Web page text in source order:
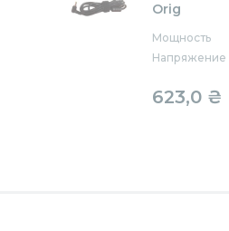
Orig
Мощность
Напряжение
623,0 ₴